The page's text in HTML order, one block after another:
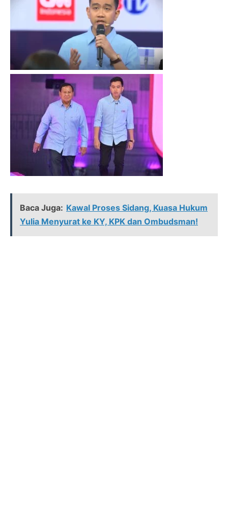
Baca Juga: Kawal Proses Sidang, Kuasa Hukum
Yulia Menyurat ke KY, KPK dan Ombudsman!